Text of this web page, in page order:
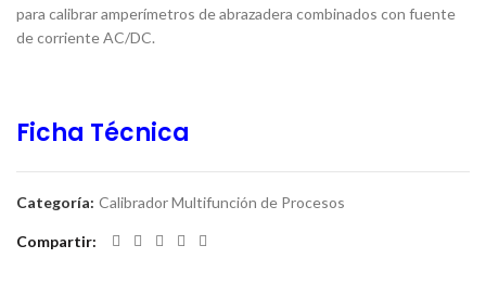
para calibrar amperímetros de abrazadera combinados con fuente
de corriente AC/DC.
Ficha Técnica
Categoría: Calibrador Multifunción de Procesos
Compartir